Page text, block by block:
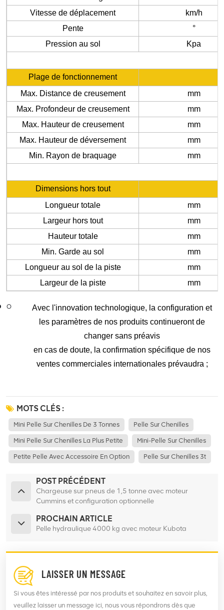
Vitesse de déplacement
km/h
Pente
°
Pression au sol
Kpa
Plage de fonctionnement
Max. Distance de creusement
mm
Max. Profondeur de creusement
mm
Max. Hauteur de creusement
mm
Max. Hauteur de déversement
mm
Min. Rayon de braquage
mm
Dimensions hors tout
Longueur totale
mm
Largeur hors tout
mm
Hauteur totale
mm
Min. Garde au sol
mm
Longueur au sol de la piste
mm
Largeur de la piste
mm
Avec l'innovation technologique, la configuration et
les paramètres de nos produits continueront de
changer sans préavis
en cas de doute, la confirmation spécifique de nos
ventes commerciales internationales prévaudra ;
MOTS CLÉS :
Mini Pelle Sur Chenilles De 3 Tonnes Pelle Sur Chenilles
Mini Pelle Sur Chenilles La Plus Petite Mini-Pelle Sur Chenilles
Petite Pelle Avec Accessoire En Option Pelle Sur Chenilles 3t
POST PRÉCÉDENT
Chargeuse sur pneus de 1,5 tonne avec moteur
Cummins et configuration optionnelle
PROCHAIN ARTICLE
Pelle hydraulique 4000 kg avec moteur Kubota
LAISSER UN MESSAGE
Si vous êtes intéressé par nos produits et souhaitez en savoir plus,
veuillez laisser un message ici, nous vous répondrons dès que